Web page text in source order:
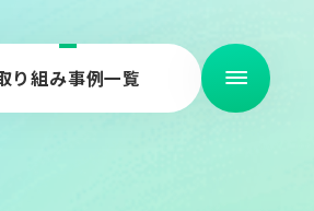
り組み事例一覧